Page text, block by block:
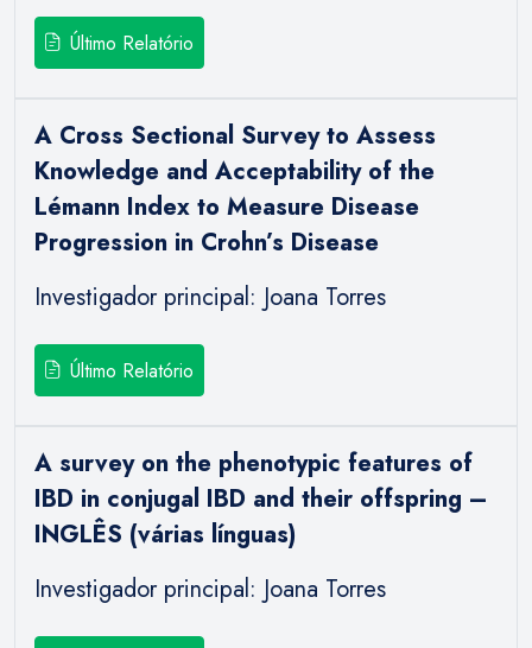
Último Relatório
A Cross Sectional Survey to Assess
Knowledge and Acceptability of the
Lémann Index to Measure Disease
Progression in Crohn’s Disease
Investigador principal: Joana Torres
Último Relatório
A survey on the phenotypic features of
IBD in conjugal IBD and their offspring –
INGLÊS (várias línguas)
Investigador principal: Joana Torres